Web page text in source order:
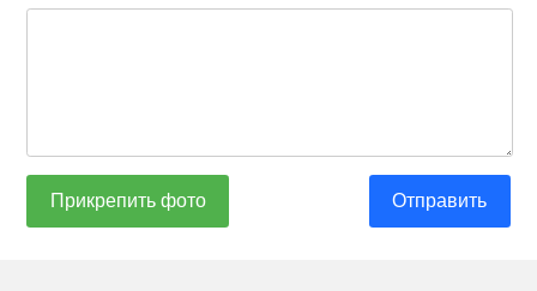
Прикрепить фото Отправить